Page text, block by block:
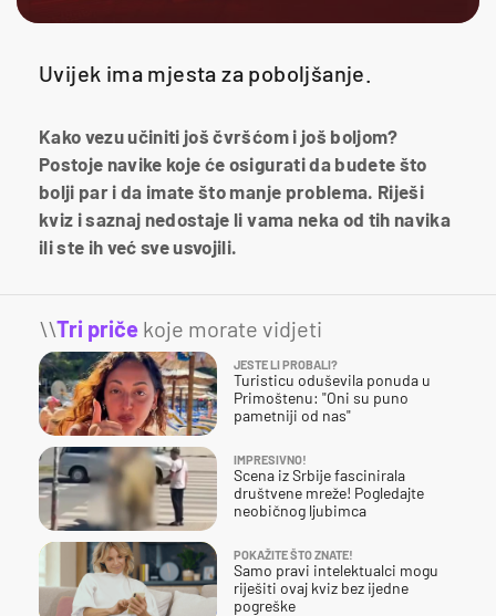
Uvijek ima mjesta za poboljšanje.
Kako vezu učiniti još čvršćom i još boljom?
Postoje navike koje će osigurati da budete što
bolji par i da imate što manje problema. Riješi
kviz i saznaj nedostaje li vama neka od tih navika
ili ste ih već sve usvojili.
\\Tri priče koje morate vidjeti
JESTE LI PROBALI?
Turisticu oduševila ponuda u
Primoštenu: "Oni su puno
pametniji od nas"
IMPRESIVNO!
Scena iz Srbije fascinirala
društvene mreže! Pogledajte
neobičnog ljubimca
POKAŽITE ŠTO ZNATE!
Samo pravi intelektualci mogu
riješiti ovaj kviz bez ijedne
pogreške